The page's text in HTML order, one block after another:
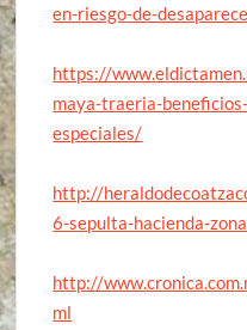
en-riesgo-de-
https://
maya-traeria-
especiales/
http://
6-sepulta-hacienda-
http://
ml